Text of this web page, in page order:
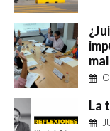
La